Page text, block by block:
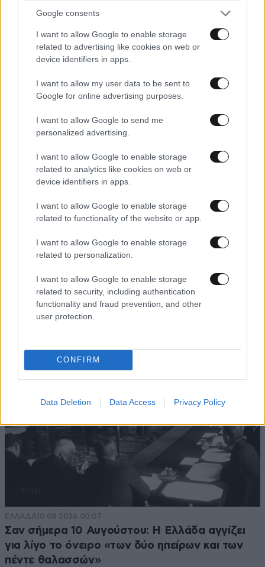
Google consents
I want to allow Google to enable storage
related to advertising like cookies on web or
device identifiers in apps.
I want to allow my user data to be sent to
Google for online advertising purposes.
I want to allow Google to send me
personalized advertising.
I want to allow Google to enable storage
related to analytics like cookies on web or
device identifiers in apps.
I want to allow Google to enable storage
related to functionality of the website or app.
I want to allow Google to enable storage
related to personalization.
I want to allow Google to enable storage
related to security, including authentication
functionality and fraud prevention, and other
user protection.
CONFIRM
Data Deletion Data Access Privacy Policy
ιδανικό πρόγραμμα καθώς μεγαλώνετε
Ακολουθήστε τοNEWSBEASTστοGoogle News
και μάθετε πρώτοι όλες τις ειδήσεις
TRENDING
ΕΛΛΑΔΑ10·08·2026 00:07
Σαν σήμερα 10 Αυγούστου: Η Ελλάδα αγγίζει
για λίγο το όνειρο «των δύο ηπείρων και των
πέντε θαλασσών»